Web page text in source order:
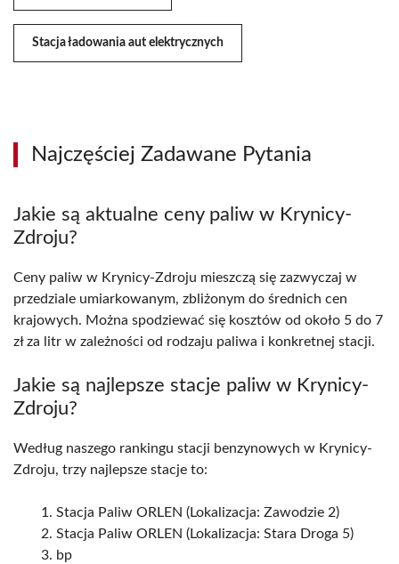
Stacja ładowania aut elektrycznych
Najczęściej Zadawane Pytania
Jakie są aktualne ceny paliw w Krynicy-
Zdroju?
Ceny paliw w Krynicy-Zdroju mieszczą się zazwyczaj w
przedziale umiarkowanym, zbliżonym do średnich cen
krajowych. Można spodziewać się kosztów od około 5 do 7
zł za litr w zależności od rodzaju paliwa i konkretnej stacji.
Jakie są najlepsze stacje paliw w Krynicy-
Zdroju?
Według naszego rankingu stacji benzynowych w Krynicy-
Zdroju, trzy najlepsze stacje to:
Stacja Paliw ORLEN (Lokalizacja: Zawodzie 2)
Stacja Paliw ORLEN (Lokalizacja: Stara Droga 5)
bp